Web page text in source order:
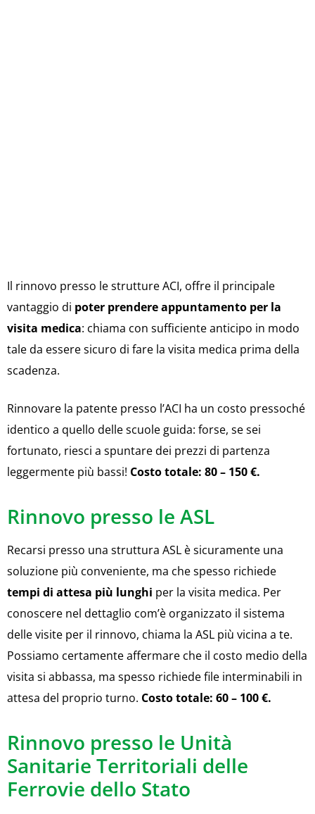
Il rinnovo presso le strutture ACI, offre il principale
vantaggio di poter prendere appuntamento per la
visita medica: chiama con sufficiente anticipo in modo
tale da essere sicuro di fare la visita medica prima della
scadenza.
Rinnovare la patente presso l’ACI ha un costo pressoché
identico a quello delle scuole guida: forse, se sei
fortunato, riesci a spuntare dei prezzi di partenza
leggermente più bassi! Costo totale: 80 – 150 €.
Rinnovo presso le ASL
Recarsi presso una struttura ASL è sicuramente una
soluzione più conveniente, ma che spesso richiede
tempi di attesa più lunghi per la visita medica. Per
conoscere nel dettaglio com’è organizzato il sistema
delle visite per il rinnovo, chiama la ASL più vicina a te.
Possiamo certamente affermare che il costo medio della
visita si abbassa, ma spesso richiede file interminabili in
attesa del proprio turno. Costo totale: 60 – 100 €.
Rinnovo presso le Unità
Sanitarie Territoriali delle
Ferrovie dello Stato